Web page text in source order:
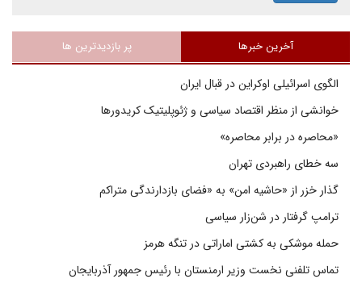
آخرین خبرها پر بازدیدترین ها
الگوی اسرائیلی اوکراین در قبال ایران
خوانشی از منظر اقتصاد سیاسی و ژئوپلیتیک کریدورها
«محاصره در برابر محاصره»
سه خطای راهبردی تهران
گذار خزر از «حاشیه امن» به «فضای بازدارندگی متراکم
ترامپ گرفتار در شن‌زار سیاسی
حمله موشکی به کشتی اماراتی در تنگه هرمز
تماس تلفنی نخست وزیر ارمنستان با رئیس جمهور آذربایجان